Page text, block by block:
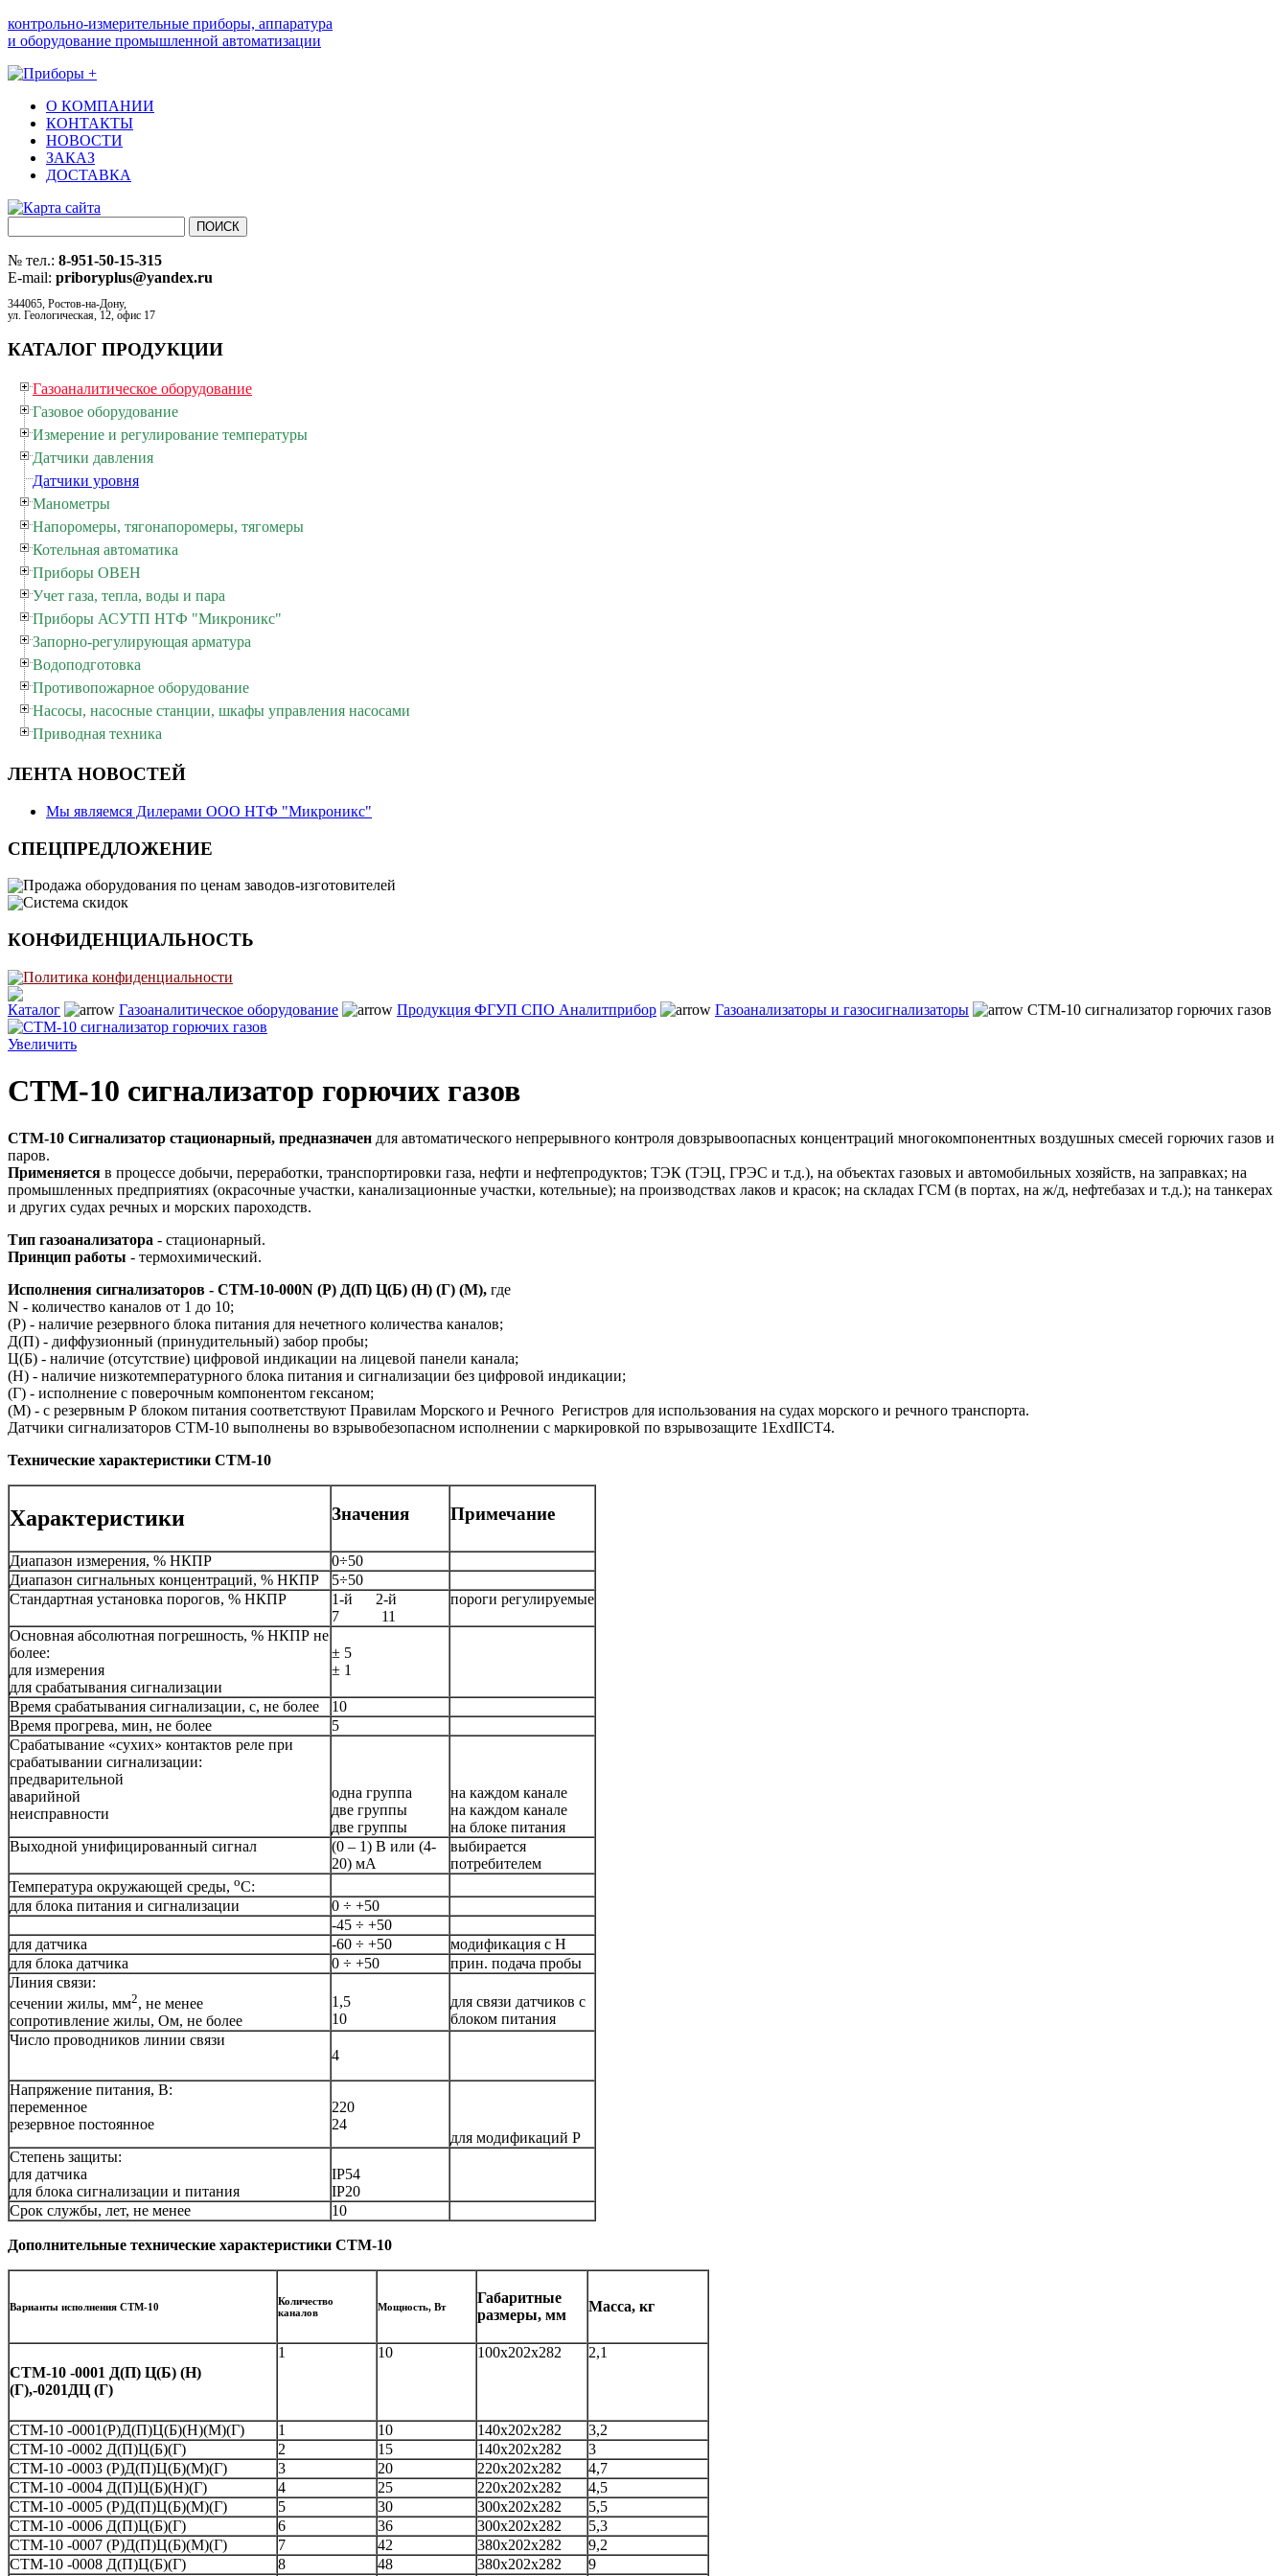
контрольно-измерительные приборы, аппаратура
и оборудование промышленной автоматизации
О КОМПАНИИ
КОНТАКТЫ
НОВОСТИ
ЗАКАЗ
ДОСТАВКА
№ тел.: 8-951-50-15-315
E-mail: priboryplus@yandex.ru
344065, Ростов-на-Дону,
ул. Геологическая, 12, офис 17
КАТАЛОГ ПРОДУКЦИИ
Газоаналитическое оборудование
Газовое оборудование
Измерение и регулирование температуры
Датчики давления
Датчики уровня
Манометры
Напоромеры, тягонапоромеры, тягомеры
Котельная автоматика
Приборы ОВЕН
Учет газа, тепла, воды и пара
Приборы АСУТП НТФ "Микроникс"
Запорно-регулирующая арматура
Водоподготовка
Противопожарное оборудование
Насосы, насосные станции, шкафы управления насосами
Приводная техника
ЛЕНТА НОВОСТЕЙ
Мы являемся Дилерами ООО НТФ "Микроникс"
СПЕЦПРЕДЛОЖЕНИЕ
Продажа оборудования по ценам заводов-изготовителей
Система скидок
КОНФИДЕНЦИАЛЬНОСТЬ
Политика конфиденциальности
Каталог
Газоаналитическое оборудование Продукция ФГУП СПО Аналитприбор Газоанализаторы и газосигнализаторы СТМ-10 сигнализатор горючих газов
Увеличить
СТМ-10 сигнализатор горючих газов
СТМ-10 Сигнализатор стационарный, предназначен для автоматического непрерывного контроля довзрывоопасных концентраций многокомпонентных воздушных смесей горючих газов и
паров.
Применяется в процессе добычи, переработки, транспортировки газа, нефти и нефтепродуктов; ТЭК (ТЭЦ, ГРЭС и т.д.), на объектах газовых и автомобильных хозяйств, на заправках; на
промышленных предприятиях (окрасочные участки, канализационные участки, котельные); на производствах лаков и красок; на складах ГСМ (в портах, на ж/д, нефтебазах и т.д.); на танкерах
и других судах речных и морских пароходств.
Тип газоанализатора - стационарный.
Принцип работы - термохимический.
Исполнения сигнализаторов - СТМ-10-000N (Р) Д(П) Ц(Б) (Н) (Г) (М), где
N - количество каналов от 1 до 10;
(Р) - наличие резервного блока питания для нечетного количества каналов;
Д(П) - диффузионный (принудительный) забор пробы;
Ц(Б) - наличие (отсутствие) цифровой индикации на лицевой панели канала;
(Н) - наличие низкотемпературного блока питания и сигнализации без цифровой индикации;
(Г) - исполнение с поверочным компонентом гексаном;
(М) - с резервным Р блоком питания соответствуют Правилам Морского и Речного Регистров для использования на судах морского и речного транспорта.
Датчики сигнализаторов СТМ-10 выполнены во взрывобезопасном исполнении с маркировкой по взрывозащите 1ЕxdIICT4.
Технические характеристики СТМ-10
Характеристики Значения Примечание
Диапазон измерения, % НКПР
0÷50
Диапазон сигнальных концентраций, % НКПР
5÷50
Стандартная установка порогов, % НКПР
1-й 2-й
7 11
пороги регулируемые
Основная абсолютная погрешность, % НКПР не
более:
для измерения
для срабатывания сигнализации
± 5
± 1
Время срабатывания сигнализации, с, не более
10
Время прогрева, мин, не более
5
Срабатывание «сухих» контактов реле при
срабатывании сигнализации:
предварительной
аварийной
неисправности
одна группа
две группы
две группы
на каждом канале
на каждом канале
на блоке питания
Выходной унифицированный сигнал
(0 – 1) В или (4-
20) мА
выбирается
потребителем
Температура окружающей среды, оС:
для блока питания и сигнализации
0 ÷ +50
-45 ÷ +50
для датчика
-60 ÷ +50
модификация с Н
для блока датчика
0 ÷ +50
прин. подача пробы
Линия связи:
сечении жилы, мм2, не менее
сопротивление жилы, Ом, не более
1,5
10
для связи датчиков с
блоком питания
Число проводников линии связи
4
Напряжение питания, В:
переменное
резервное постоянное
220
24
для модификаций Р
Степень защиты:
для датчика
для блока сигнализации и питания
IP54
IP20
Срок службы, лет, не менее
10
Дополнительные технические характеристики СТМ-10
Варианты исполнения СТМ-10
Количество
каналов
Мощность, Вт
Габаритные
размеры, мм
Масса, кг
СТМ-10 -0001 Д(П) Ц(Б) (Н)
(Г),-0201ДЦ (Г)
1 10 100х202х282 2,1
СТМ-10 -0001(Р)Д(П)Ц(Б)(Н)(М)(Г) 1 10 140х202х282
3,2
СТМ-10 -0002 Д(П)Ц(Б)(Г)
2 15 140х202х282
3
СТМ-10 -0003 (Р)Д(П)Ц(Б)(М)(Г)
3 20 220х202х282
4,7
СТМ-10 -0004 Д(П)Ц(Б)(Н)(Г)
4 25 220х202х282
4,5
СТМ-10 -0005 (Р)Д(П)Ц(Б)(М)(Г)
5 30 300х202х282
5,5
СТМ-10 -0006 Д(П)Ц(Б)(Г)
6 36 300х202х282
5,3
СТМ-10 -0007 (Р)Д(П)Ц(Б)(М)(Г)
7 42 380х202х282
9,2
СТМ-10 -0008 Д(П)Ц(Б)(Г)
8 48 380х202х282
9